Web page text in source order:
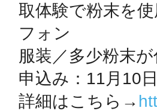
取体験で粉末を
フォン
服装／多少粉末
申込み：11月10
詳細はこちら→